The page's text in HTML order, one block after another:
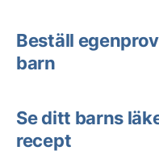
Beställ
barn
Se ditt barns
recept